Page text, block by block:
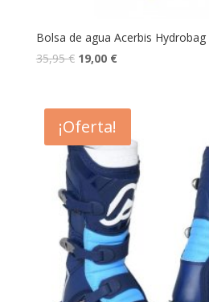
Bolsa de agua Acerbis Hydrobag
35,95€ 19,00 €
¡Oferta!